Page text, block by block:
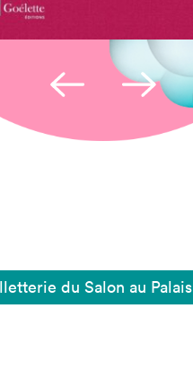
du Salon au Palais